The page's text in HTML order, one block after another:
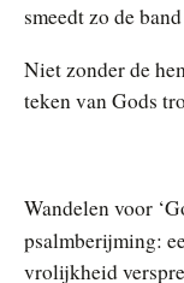
smeedt zo de
Niet zonder de
teken van Gods
Wandelen voor
psalmberijming:
vrolijkheid